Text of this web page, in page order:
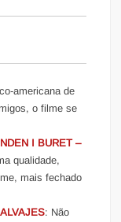
americana de
o filme se
I BURET –
qualidade,
mais fechado
: Não